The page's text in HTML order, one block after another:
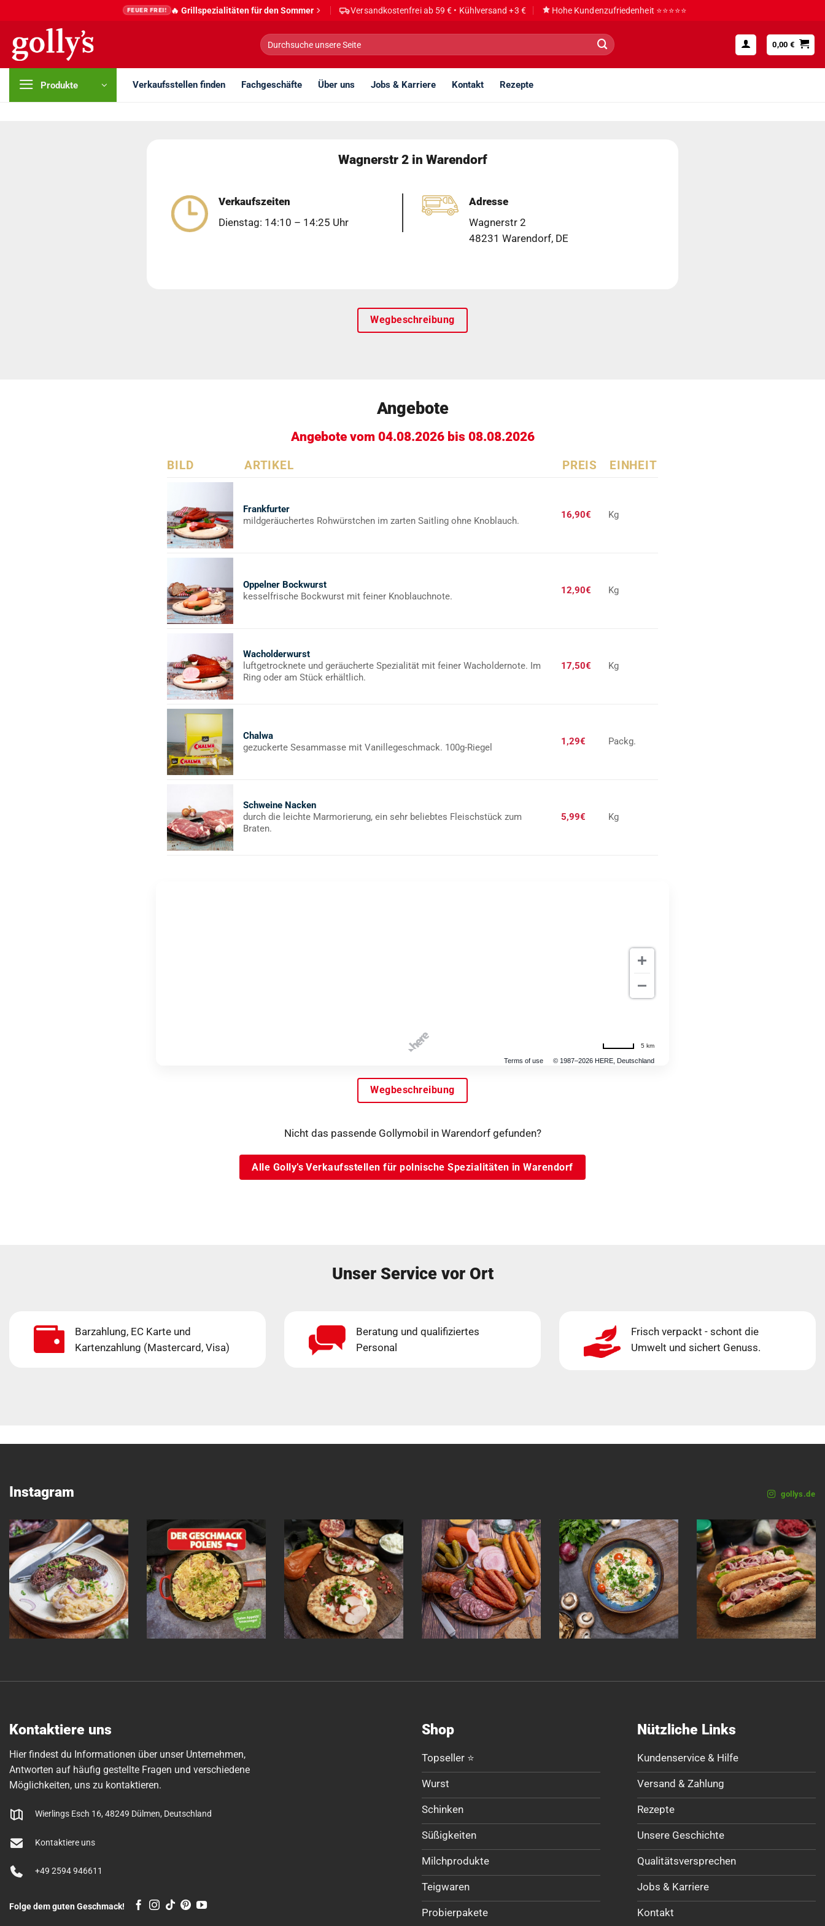
springen
FEUER FREI! 🔥 Grillspezialitäten für den Sommer Versandkostenfrei ab 59 € • Kühlversand +3 € Hohe Kundenzufriedenheit ⭐⭐⭐⭐⭐
Suche
nach:
0,00€
Produkte Verkaufsstellen finden Fachgeschäfte Über uns Jobs & Karriere Kontakt Rezepte
Wagnerstr 2 in Warendorf
Verkaufszeiten
Dienstag: 14:10 – 14:25 Uhr
Adresse
Wagnerstr 2
48231 Warendorf, DE
Wegbeschreibung
Angebote
Angebote vom 04.08.2026 bis 08.08.2026
BILD ARTIKEL PREIS EINHEIT
Frankfurter
mildgeräuchertes Rohwürstchen im zarten Saitling ohne Knoblauch.
16,90€ Kg
Oppelner Bockwurst
kesselfrische Bockwurst mit feiner Knoblauchnote.
12,90€ Kg
Wacholderwurst
luftgetrocknete und geräucherte Spezialität mit feiner Wacholdernote. Im
Ring oder am Stück erhältlich.
17,50€ Kg
Chalwa
gezuckerte Sesammasse mit Vanillegeschmack. 100g-Riegel
1,29€ Packg.
Schweine Nacken
durch die leichte Marmorierung, ein sehr beliebtes Fleischstück zum
Braten.
5,99€ Kg
Terms of use © 1987–2026 HERE, Deutschland
5 km
Wegbeschreibung
Nicht das passende Gollymobil in Warendorf gefunden?
Alle Golly’s Verkaufsstellen für polnische Spezialitäten in Warendorf
Unser Service vor Ort
Barzahlung, EC Karte und
Kartenzahlung (Mastercard, Visa)
Beratung und qualifiziertes
Personal
Frisch verpackt - schont die
Umwelt und sichert Genuss.
Instagram gollys.de
Kontaktiere uns
Hier findest du Informationen über unser Unternehmen,
Antworten auf häufig gestellte Fragen und verschiedene
Möglichkeiten, uns zu kontaktieren.
Wierlings Esch 16, 48249 Dülmen, Deutschland
Kontaktiere uns
+49 2594 946611
Folge dem guten Geschmack!
Shop
Topseller ⭐
Wurst
Schinken
Süßigkeiten
Milchprodukte
Teigwaren
Probierpakete
Nützliche Links
Kundenservice & Hilfe
Versand & Zahlung
Rezepte
Unsere Geschichte
Qualitätsversprechen
Jobs & Karriere
Kontakt